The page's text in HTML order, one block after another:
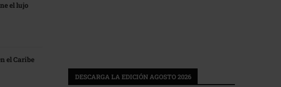
el lujo
el Caribe
DESCARGA LA EDICIÓN AGOSTO 2026